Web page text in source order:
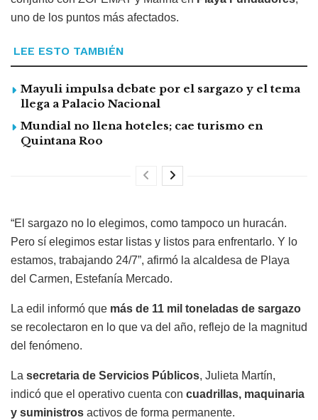
uno de los puntos más afectados.
LEE ESTO TAMBIÉN
Mayuli impulsa debate por el sargazo y el tema
llega a Palacio Nacional
Mundial no llena hoteles; cae turismo en
Quintana Roo
“El sargazo no lo elegimos, como tampoco un huracán.
Pero sí elegimos estar listas y listos para enfrentarlo. Y lo
estamos, trabajando 24/7”, afirmó la alcaldesa de Playa
del Carmen, Estefanía Mercado.
La edil informó que más de 11 mil toneladas de sargazo
se recolectaron en lo que va del año, reflejo de la magnitud
del fenómeno.
La secretaria de Servicios Públicos, Julieta Martín,
indicó que el operativo cuenta con cuadrillas, maquinaria
y suministros activos de forma permanente.